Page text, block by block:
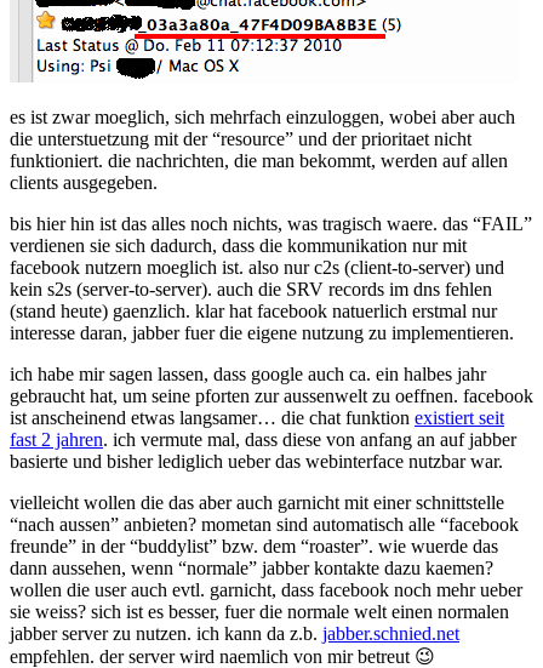
es ist zwar moeglich, sich mehrfach einzuloggen, wobei aber auch
die unterstuetzung mit der “resource” und der prioritaet nicht
funktioniert. die nachrichten, die man bekommt, werden auf allen
clients ausgegeben.
bis hier hin ist das alles noch nichts, was tragisch waere. das “FAIL”
verdienen sie sich dadurch, dass die kommunikation nur mit
facebook nutzern moeglich ist. also nur c2s (client-to-server) und
kein s2s (server-to-server). auch die SRV records im dns fehlen
(stand heute) gaenzlich. klar hat facebook natuerlich erstmal nur
interesse daran, jabber fuer die eigene nutzung zu implementieren.
ich habe mir sagen lassen, dass google auch ca. ein halbes jahr
gebraucht hat, um seine pforten zur aussenwelt zu oeffnen. facebook
ist anscheinend etwas langsamer… die chat funktion existiert seit
fast 2 jahren. ich vermute mal, dass diese von anfang an auf jabber
basierte und bisher lediglich ueber das webinterface nutzbar war.
vielleicht wollen die das aber auch garnicht mit einer schnittstelle
“nach aussen” anbieten? mometan sind automatisch alle “facebook
freunde” in der “buddylist” bzw. dem “roaster”. wie wuerde das
dann aussehen, wenn “normale” jabber kontakte dazu kaemen?
wollen die user auch evtl. garnicht, dass facebook noch mehr ueber
sie weiss? sich ist es besser, fuer die normale welt einen normalen
jabber server zu nutzen. ich kann da z.b. jabber.schnied.net
empfehlen. der server wird naemlich von mir betreut 😉